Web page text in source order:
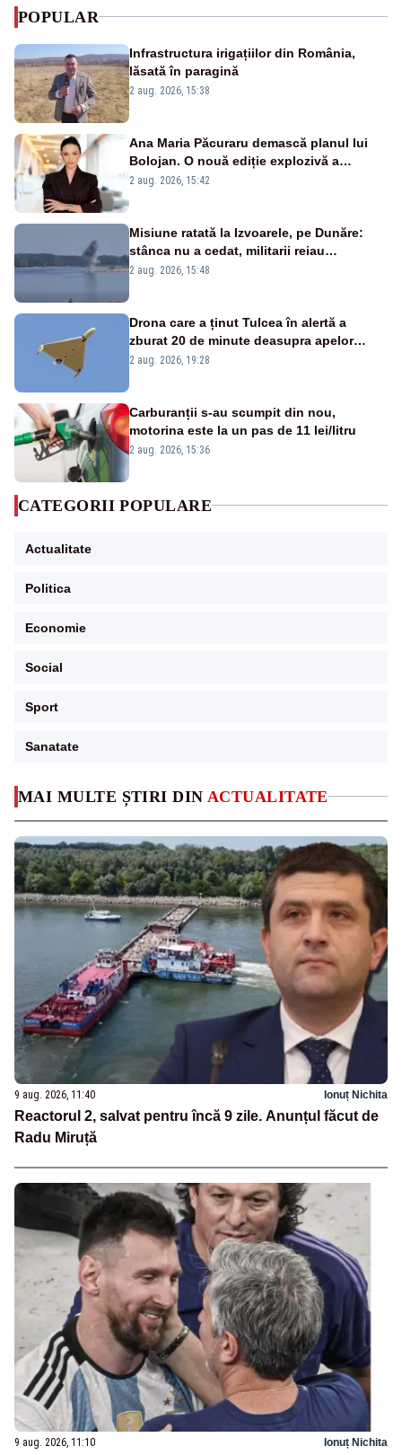
MAI MULTE ȘTIRI DIN ACTUALITATE
9 aug. 2026, 11:40 Ionuț Nichita
Reactorul 2, salvat pentru încă 9 zile. Anunțul făcut de
Radu Miruță
9 aug. 2026, 11:10 Ionuț Nichita
POPULAR
Infrastructura irigațiilor din România,
lăsată în paragină
2 aug. 2026, 15:38
Ana Maria Păcuraru demască planul lui
Bolojan. O nouă ediție explozivă a
emisiunii „Miza Zilei” la Realitatea PLUS
2 aug. 2026, 15:42
Misiune ratată la Izvoarele, pe Dunăre:
stânca nu a cedat, militarii reiau
detonările luni – VIDEO
2 aug. 2026, 15:48
Drona care a ținut Tulcea în alertă a
zburat 20 de minute deasupra apelor
României. Au fost ridicate două F-16
2 aug. 2026, 19:28
Carburanții s-au scumpit din nou,
motorina este la un pas de 11 lei/litru
2 aug. 2026, 15:36
CATEGORII POPULARE
Actualitate
Politica
Economie
Social
Sport
Sanatate